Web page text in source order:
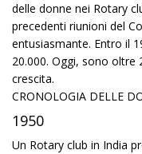
delle donne nei Rotary
precedenti riunioni del
entusiasmante. Entro il
20.000. Oggi, sono oltre
crescita.
CRONOLOGIA DELLE
1950
Un Rotary club in India